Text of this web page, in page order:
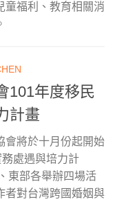
童福利、教育相關消
101年度移民
計畫
會將於十月份起開始
處遇與培力計
東部各舉辦四場活
者對台灣跨國婚姻與